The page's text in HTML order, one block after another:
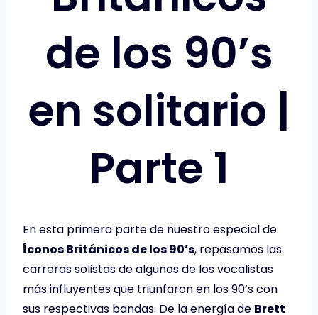
de los 90’s
en solitario |
Parte 1
En esta primera parte de nuestro especial de
Íconos Británicos de los 90’s, repasamos las
carreras solistas de algunos de los vocalistas
más influyentes que triunfaron en los 90’s con
sus respectivas bandas. De la energía de Brett